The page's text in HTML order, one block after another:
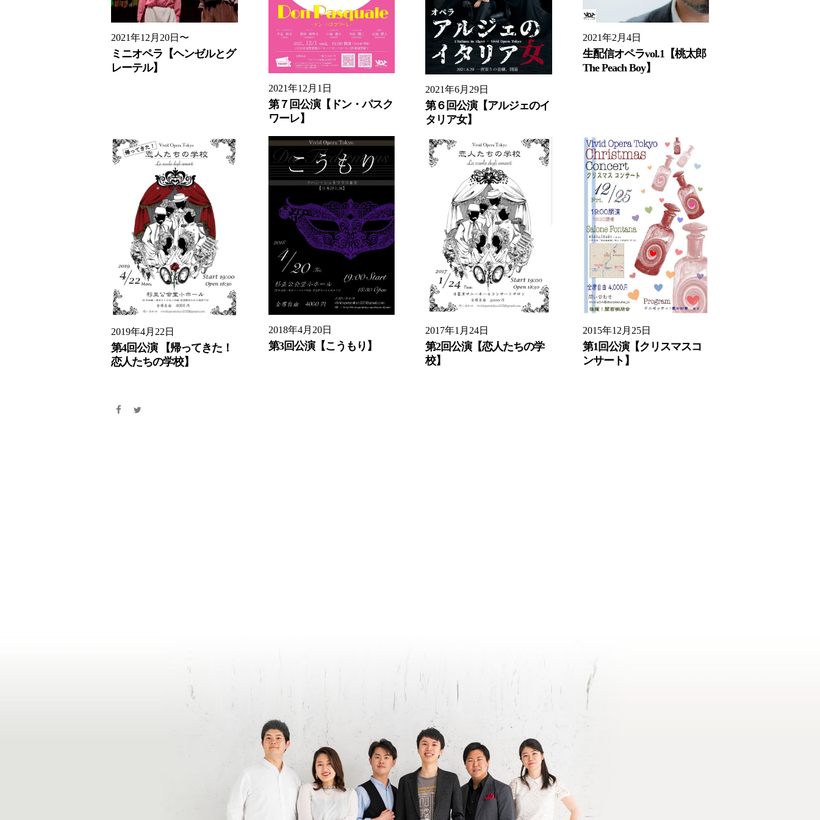
2021年12月20日〜
ミニオペラ【ヘンゼルとグ
レーテル】
2021年12月1日
第７回公演【ドン・パスク
ワーレ】
2021年6月29日
第６回公演【アルジェのイ
タリア女】
2021年2月4日
生配信オペラvol.1【桃太郎
The Peach Boy】
2019年4月22日
第4回公演 【帰ってきた！
恋人たちの学校】
2018年4月20日
第3回公演【こうもり】
2017年1月24日
第2回公演【恋人たちの学
校】
2015年12月25日
第1回公演【クリスマスコ
ンサート】